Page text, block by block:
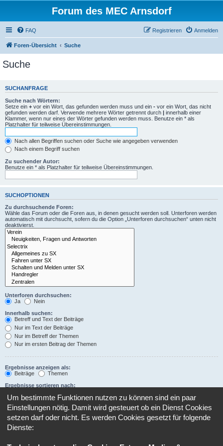
Forum des MEC Arnsdorf
FAQ Anmelden
Registrieren
Foren-Übersicht Suche
Suche
SUCHANFRAGE
Suche nach Wörtern:
Setze ein + vor ein Wort, das gefunden werden muss und ein - vor ein Wort, das nicht
gefunden werden darf. Verwende mehrere Wörter getrennt durch | innerhalb einer
Klammer, wenn nur eines der Wörter gefunden werden muss. Benutze ein * als
Platzhalter für teilweise Übereinstimmungen.
Nach allen Begriffen suchen oder Suche wie angegeben verwenden
Nach einem Begriff suchen
Zu suchender Autor:
Benutze ein * als Platzhalter für teilweise Übereinstimmungen.
SUCHOPTIONEN
Zu durchsuchende Foren:
Wähle das Forum oder die Foren aus, in denen gesucht werden soll. Unterforen werden
automatisch mit durchsucht, sofern du die Option „Unterforen durchsuchen“ unten nicht
deaktivierst.
Unterforen durchsuchen:
Ja
Nein
Innerhalb suchen:
Betreff und Text der Beiträge
Nur im Text der Beiträge
Nur im Betreff der Themen
Nur im ersten Beitrag der Themen
Ergebnisse anzeigen als:
Beiträge
Themen
Ergebnisse sortieren nach:
Suchzeitraum begrenzen:
Die ersten:
Um bestimmte Funktionen nutzen zu können sind ein paar
Einstellungen nötig. Damit wird gesteuert ob ein Dienst Cookies
setzen darf oder nicht. Es werden Cookies gesetzt für folgende
Dienste: